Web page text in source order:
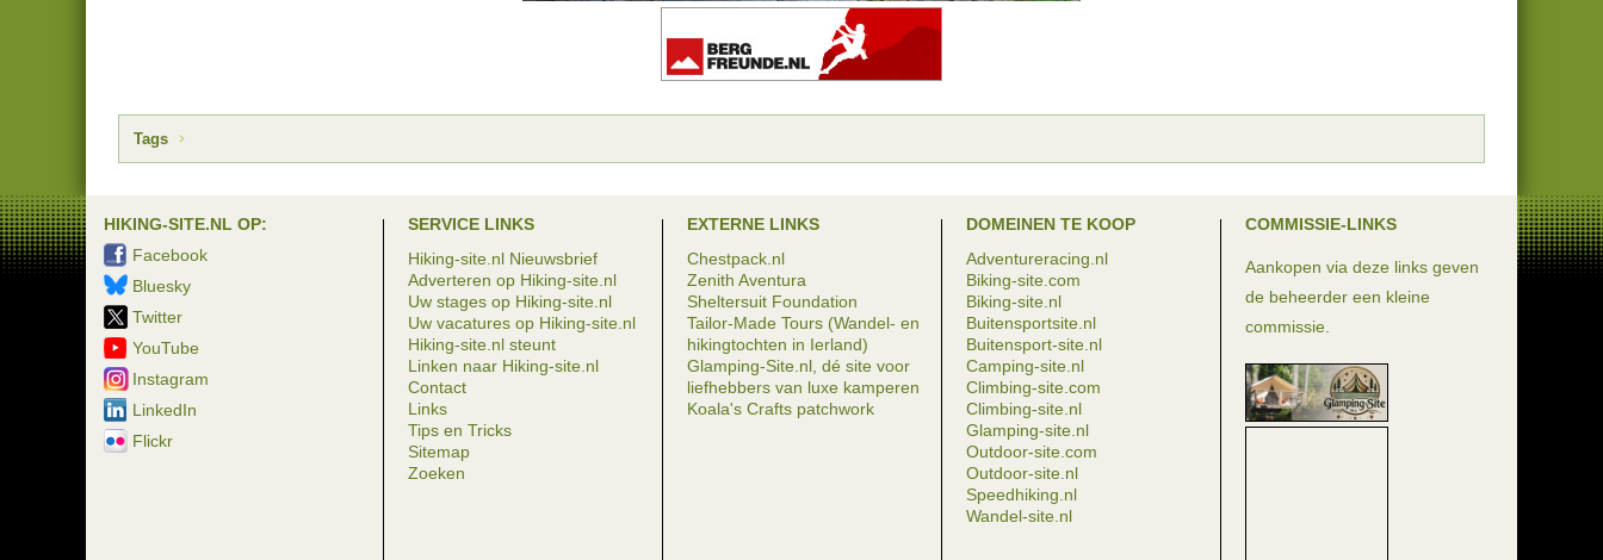
Tags
HIKING-SITE.NL OP:
Facebook
Bluesky
Twitter
YouTube
Instagram
LinkedIn
Flickr
SERVICE LINKS
Hiking-site.nl Nieuwsbrief
Adverteren op Hiking-site.nl
Uw stages op Hiking-site.nl
Uw vacatures op Hiking-site.nl
Hiking-site.nl steunt
Linken naar Hiking-site.nl
Contact
Links
Tips en Tricks
Sitemap
Zoeken
EXTERNE LINKS
Chestpack.nl
Zenith Aventura
Sheltersuit Foundation
Tailor-Made Tours (Wandel- en
hikingtochten in Ierland)
Glamping-Site.nl, dé site voor
liefhebbers van luxe kamperen
Koala's Crafts patchwork
DOMEINEN TE KOOP
Adventureracing.nl
Biking-site.com
Biking-site.nl
Buitensportsite.nl
Buitensport-site.nl
Camping-site.nl
Climbing-site.com
Climbing-site.nl
Glamping-site.nl
Outdoor-site.com
Outdoor-site.nl
Speedhiking.nl
Wandel-site.nl
COMMISSIE-LINKS
Aankopen via deze links geven
de beheerder een kleine
commissie.